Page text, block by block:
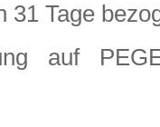
31 Tage
auf